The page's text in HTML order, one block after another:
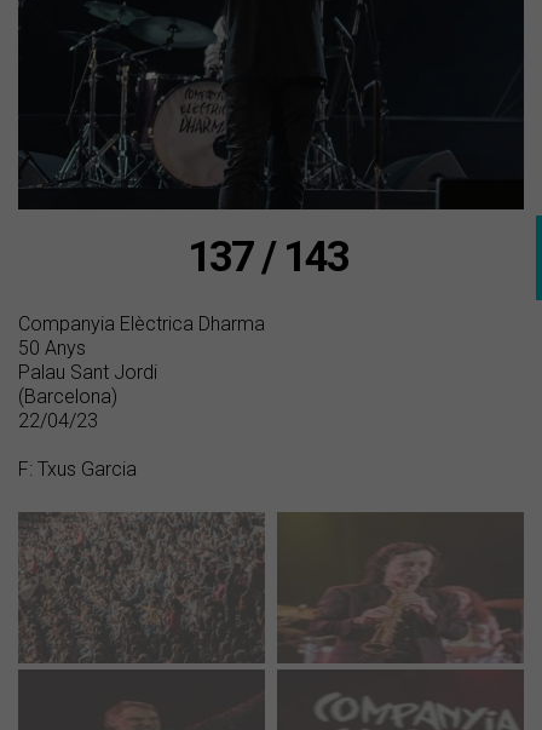
137 / 143
Companyia Elèctrica Dharma
50 Anys
Palau Sant Jordi
(Barcelona)
22/04/23
F: Txus Garcia